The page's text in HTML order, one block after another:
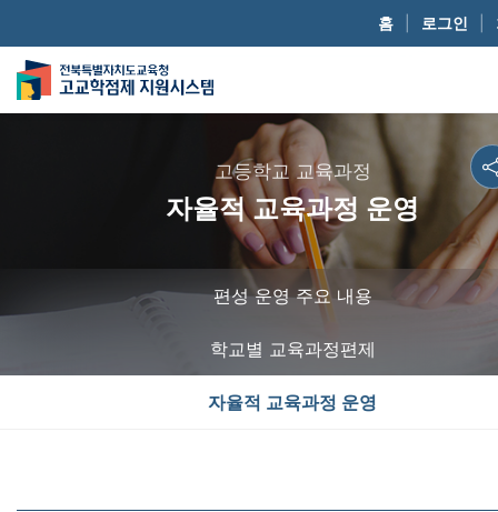
홈 로그인
고등학교 교육과정
자율적 교육과정 운영
편성 운영 주요 내용
학교별 교육과정편제
자율적 교육과정 운영